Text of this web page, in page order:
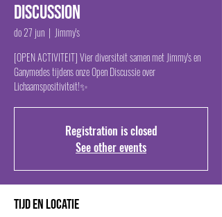
Discussion
do 27 jun
  |
Jimmy's
[OPEN ACTIVITEIT] Vier diversiteit samen met Jimmy's en
Ganymedes tijdens onze Open Discussie over
Lichaamspositiviteit!✨
Registration is closed
See other events
Tijd en locatie